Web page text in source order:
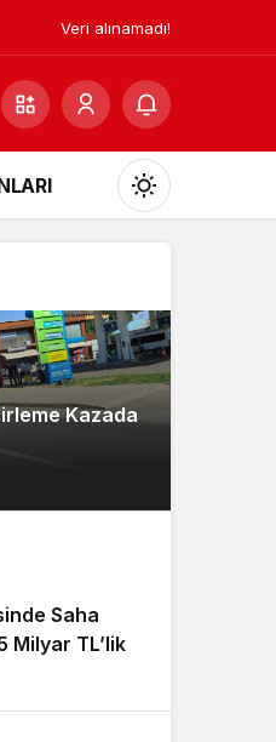
Veri alınamadı!
Mod
değiştir
seçin.
Kazada
Saha
Milyar TL’lik